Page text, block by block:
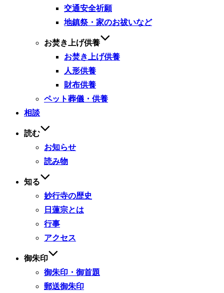
交通安全祈願
地鎮祭・家のお祓いなど
お焚き上げ供養
お焚き上げ供養
人形供養
財布供養
ペット葬儀・供養
相談
読む
お知らせ
読み物
知る
妙行寺の歴史
日蓮宗とは
行事
アクセス
御朱印
御朱印・御首題
郵送御朱印